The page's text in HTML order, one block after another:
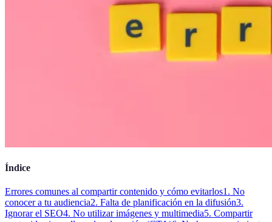
Índice
Errores comunes al compartir contenido y cómo evitarlos1. No
conocer a tu audiencia2. Falta de planificación en la difusión3.
Ignorar el SEO4. No utilizar imágenes y multimedia5. Compartir